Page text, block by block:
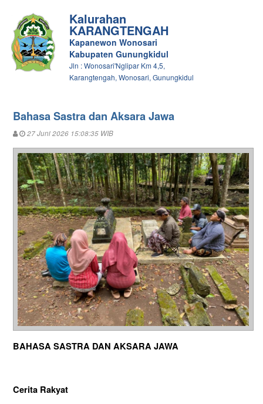
Kalurahan
KARANGTENGAH
Kapanewon Wonosari
Kabupaten Gunungkidul
Jln : Wonosari'Nglipar Km 4,5,
Karangtengah, Wonosari, Gunungkidul
Bahasa Sastra dan Aksara Jawa
27 Juni 2026 15:08:35 WIB
BAHASA SASTRA DAN AKSARA JAWA
Cerita Rakyat